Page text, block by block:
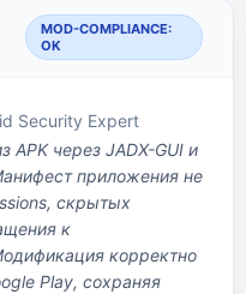
MOD-COMPLIANCE:
OK
Security Expert
APK через JADX-GUI и
приложения не
скрытых
к
корректно
Play, сохраняя